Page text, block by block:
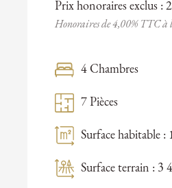
Prix honoraires exclus :
Honoraires de 4,00% TTC à
4 Chambres
7 Pièces
Surface habitable :
Surface terrain : 3